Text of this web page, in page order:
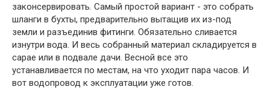
законсервировать. Самый простой вариант - это собрать
шланги в бухты, предварительно вытащив их из-под
земли и разъединив фитинги. Обязательно сливается
изнутри вода. И весь собранный материал складируется в
сарае или в подвале дачи. Весной все это
устанавливается по местам, на что уходит пара часов. И
вот водопровод к эксплуатации уже готов.